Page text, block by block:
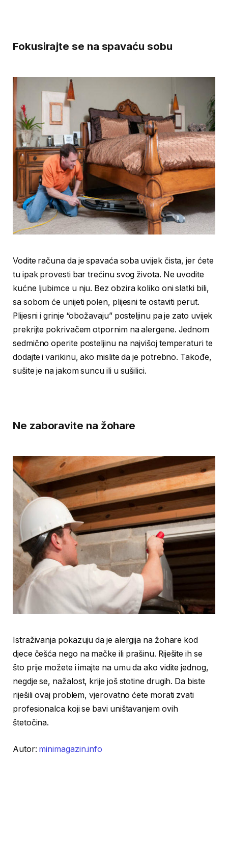
Fokusirajte se na spavaću sobu
Vodite računa da je spavaća soba uvijek čista, jer ćete
tu ipak provesti bar trećinu svog života. Ne uvodite
kućne ljubimce u nju. Bez obzira koliko oni slatki bili,
sa sobom će unijeti polen, plijesni te ostaviti perut.
Plijesni i grinje “obožavaju” posteljinu pa je zato uvijek
prekrijte pokrivačem otpornim na alergene. Jednom
sedmično operite posteljinu na najvišoj temperaturi te
dodajte i varikinu, ako mislite da je potrebno. Takođe,
sušite je na jakom suncu ili u sušilici.
Ne zaboravite na žohare
Istraživanja pokazuju da je alergija na žohare kod
djece češća nego na mačke ili prašinu. Riješite ih se
što prije možete i imajte na umu da ako vidite jednog,
negdje se, nažalost, krije još stotine drugih. Da biste
riješili ovaj problem, vjerovatno ćete morati zvati
profesionalca koji se bavi uništavanjem ovih
štetočina.
Autor: minimagazin.info